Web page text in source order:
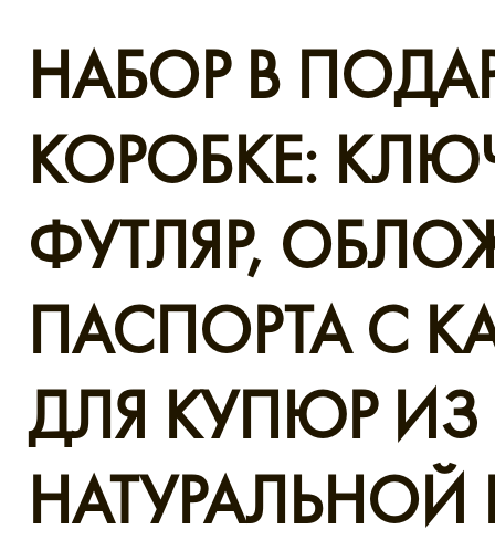
НАБОР В
КОРОБКЕ:
ФУТЛЯР,
ПАСПОРТА С
ДЛЯ КУПЮР ИЗ